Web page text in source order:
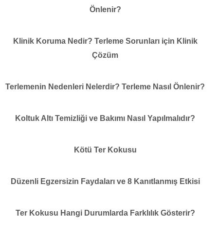
Önlenir?
Klinik Koruma Nedir? Terleme Sorunları için Klinik
Çözüm
Terlemenin Nedenleri Nelerdir? Terleme Nasıl Önlenir?
Koltuk Altı Temizliği ve Bakımı Nasıl Yapılmalıdır?
Kötü Ter Kokusu
Düzenli Egzersizin Faydaları ve 8 Kanıtlanmış Etkisi
Ter Kokusu Hangi Durumlarda Farklılık Gösterir?